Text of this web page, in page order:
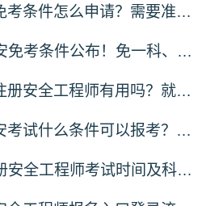
2026中级注安免考条件怎么申请？需要准备什么材料？
2026年中级注安免考条件公布！免一科、免两科
2026年考中级注册安全工程师有用吗？就业前景怎么样？
2026年中级注安考试什么条件可以报考？学历和工作年限要求
2026年中级注册安全工程师考试时间及科目安排